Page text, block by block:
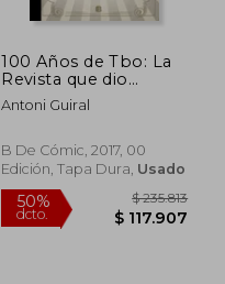
50%
100 Años de Tbo: La
Revista que dio
Nombre a los Tebeos
Antoni Guiral
B De Cómic, 2017, 00
Edición, Tapa Dura, Usado